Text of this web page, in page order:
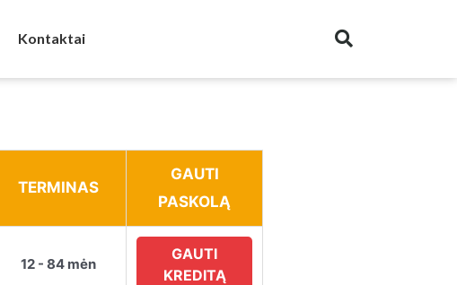
Kontaktai
TERMINAS
GAUTI
PASKOLĄ
12 - 84 mėn
GAUTI
KREDITĄ